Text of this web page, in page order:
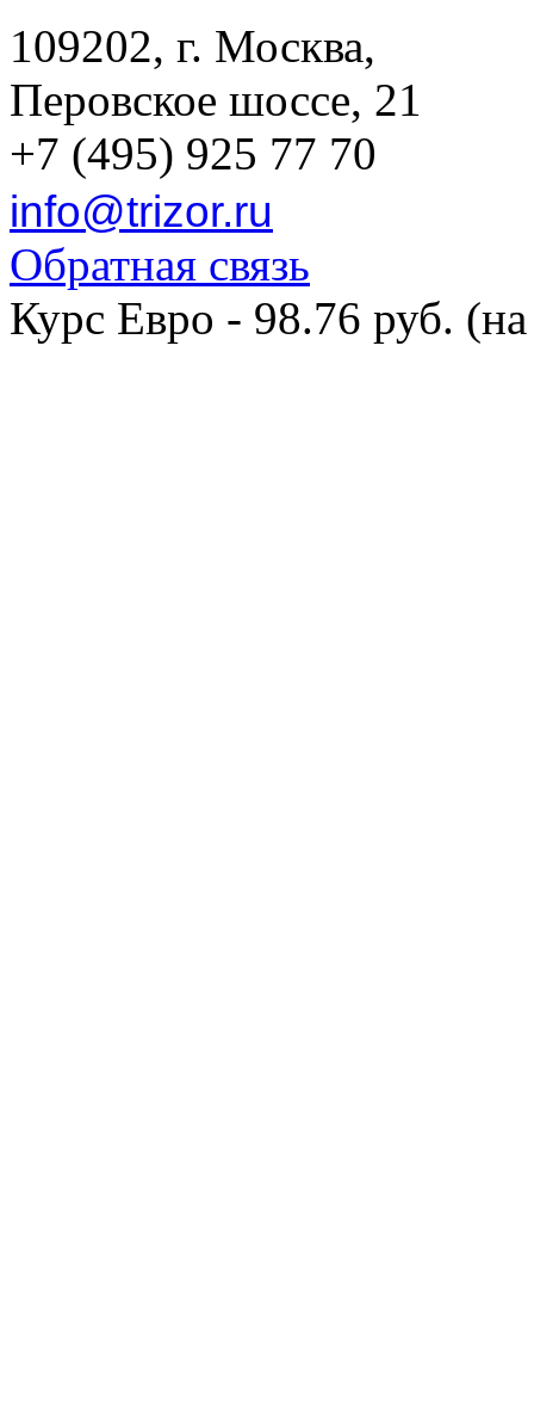
109202, г. Москва,
Перовское шоссе, 21
+7 (495) 925 77 70
info@trizor.ru
Обратная связь
Курс Евро - 98.76 руб.